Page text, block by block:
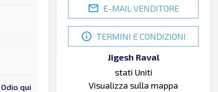
qui
E-MAIL VENDITORE
TERMINI E CONDIZIONI
Jigesh Raval
stati Uniti
Visualizza sulla mappa